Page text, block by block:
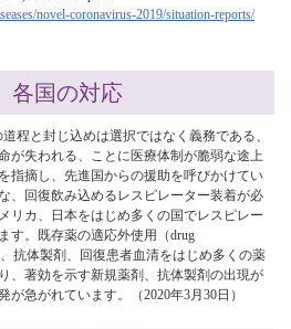
novel-coronavirus-2019/situation-reports/
各国の対応
程と封じ込めは選択ではなく義務である、
が失われる、ことに医療体制が脆弱な途上
指摘し、先進国からの援助を呼びかけてい
、回復飲み込めるレスピレーター装着が必
リカ、日本をはじめ多くの国でレスピレー
す。既存薬の適応外使用（drug
抗体製剤、回復患者血清をはじめ多くの薬
、著効を示す新規薬剤、抗体製剤の出現が
急がれています。（2020年3月30日）